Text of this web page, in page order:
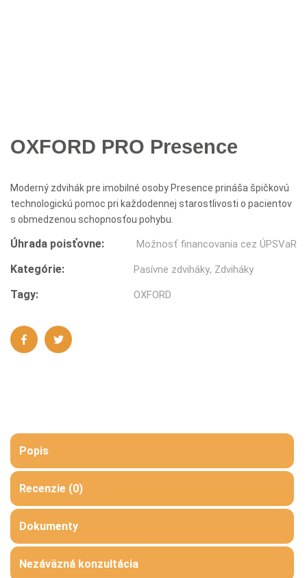
OXFORD PRO Presence
Moderný zdvihák pre imobilné osoby Presence prináša špičkovú
technologickú pomoc pri každodennej starostlivosti o pacientov
s obmedzenou schopnosťou pohybu.
Úhrada poisťovne: Možnosť financovania cez ÚPSVaR
Kategórie: Pasívne zdviháky, Zdviháky
Tagy: OXFORD
Popis
Recenzie (0)
Dokumenty
Nezáväzná konzultácia